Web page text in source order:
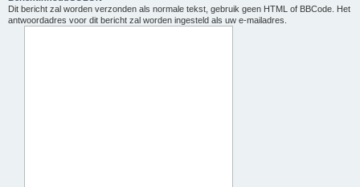
Dit bericht zal worden verzonden als normale tekst, gebruik geen HTML of BBCode. Het
antwoordadres voor dit bericht zal worden ingesteld als uw e-mailadres.